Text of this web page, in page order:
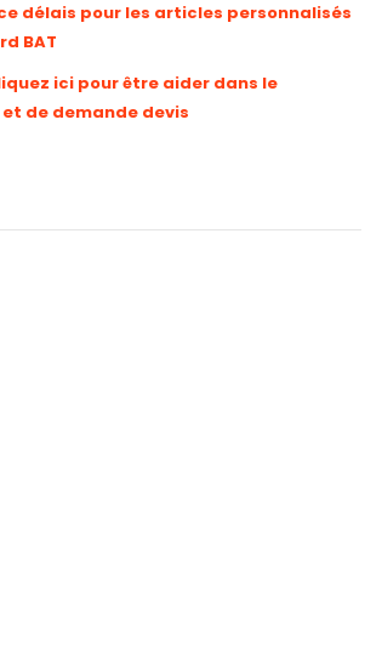
délais pour les articles personnalisés
BAT
ici pour être aider dans le
de demande devis